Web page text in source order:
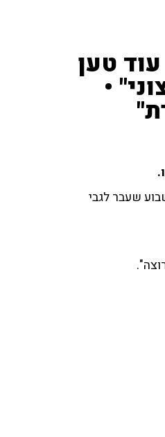
לדבר איתך על ערוץ 14" • עוד טען
•
בשבוע שעבר לגבי